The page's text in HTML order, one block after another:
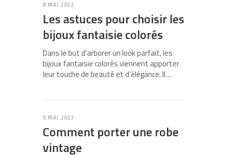
8 MAI 2022
Les astuces pour choisir les
bijoux fantaisie colorés
Dans le but d’arborer un look parfait, les
bijoux fantaisie colorés viennent apporter
leur touche de beauté et d’élégance. Il…
5 MAI 2022
Comment porter une robe
vintage